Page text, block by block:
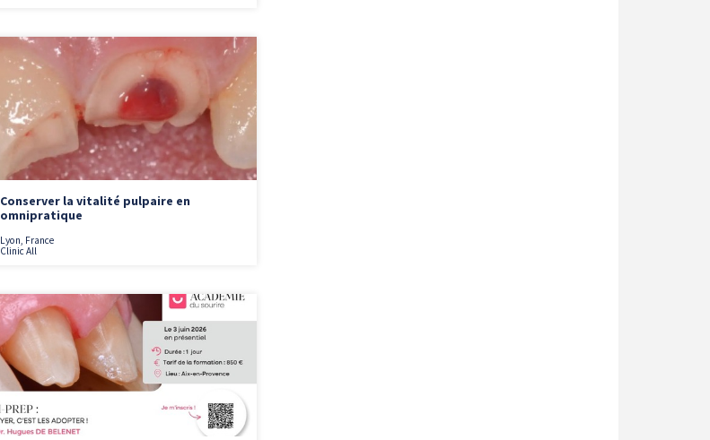
Conserver la vitalité pulpaire en
omnipratique
Lyon, France
Clinic All